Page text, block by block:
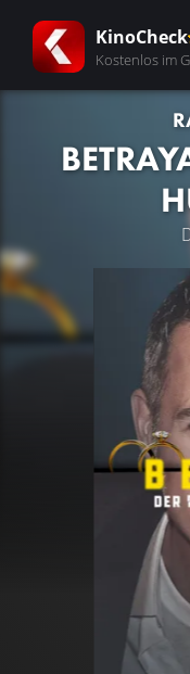
KinoCheck
Kostenlos im